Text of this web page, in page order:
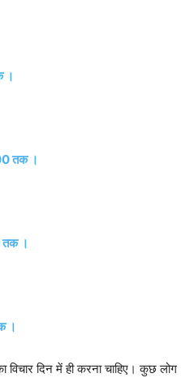
।
तक ।
तक ।
।
विचार दिन में ही करना चाहिए। कुछ लोग